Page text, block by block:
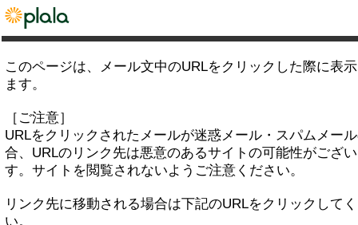
このページは、メール文中のURLをクリックした際に表
ます。
［ご注意］
URLをクリックされたメールが迷惑メール・スパムメー
合、URLのリンク先は悪意のあるサイトの可能性がござ
す。サイトを閲覧されないようご注意ください。
リンク先に移動される場合は下記のURLをクリックして
い。